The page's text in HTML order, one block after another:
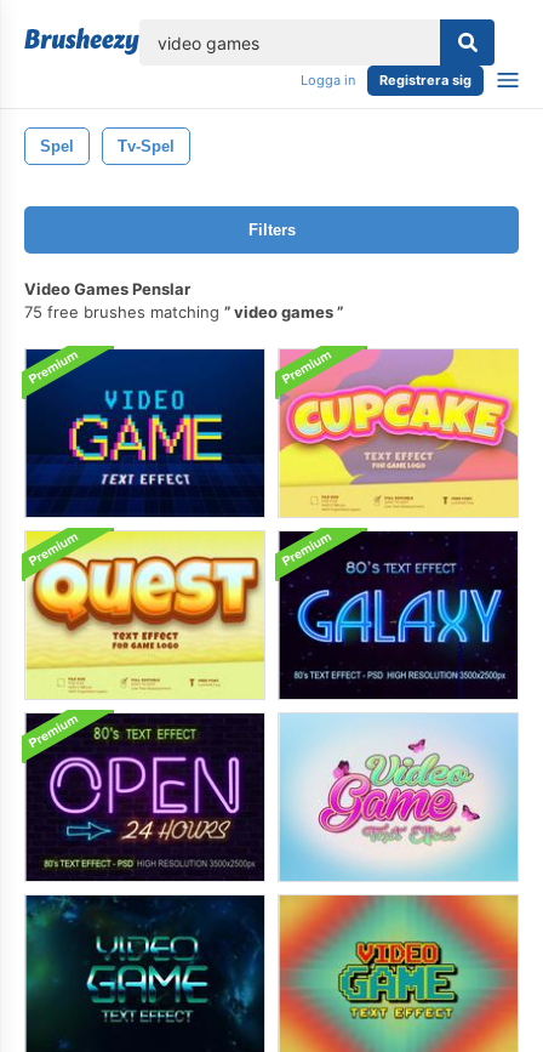
Logga in Registrera sig
Spel Tv-Spel
Filters
Video Games Penslar
75 free brushes matching
video games